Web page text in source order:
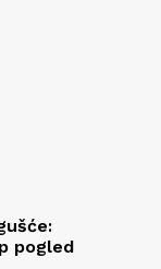
pogled